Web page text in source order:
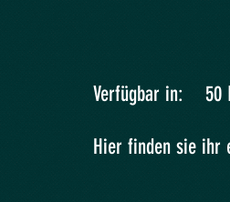
Verfügbar in: 50
Hier finden sie ihr